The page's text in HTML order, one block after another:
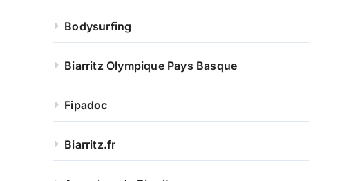
Bodysurfing
Biarritz Olympique Pays Basque
Fipadoc
Biarritz.fr